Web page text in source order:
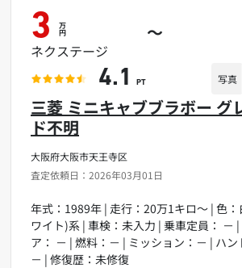
大阪府大阪市天王寺区
査定依頼日：2026年03月01日
三菱 ミニキャブブラボー グ
ド不明
年式：1989年 | 走行：20万1キロ～ | 色：
ワイト)系 | 車検：未入力 | 乗車定員： － |
ア： － | 燃料：－ | ミッション：－ | ハン
－ | 修復歴：未修復
3 万
円 ～
ネクステージ
4.1 PT 写真